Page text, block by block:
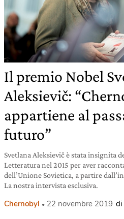
Il premio Nobel
Aleksievič:
appartiene al
futuro”
Svetlana Aleksievič è stata insignita
Letteratura nel 2015 per aver
dell’Unione Sovietica, a partire
La nostra intervista esclusiva.
Chernobyl 22 novembre 2019 di